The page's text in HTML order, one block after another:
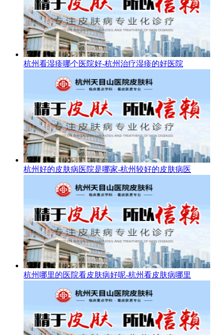
杭州看湿疹哪个医院好-杭州治疗湿疹的好医院
杭州好的皮肤病医院是哪家-杭州较好的皮肤病医
杭州哪里的医院看皮肤病好呢-杭州看皮肤病哪里